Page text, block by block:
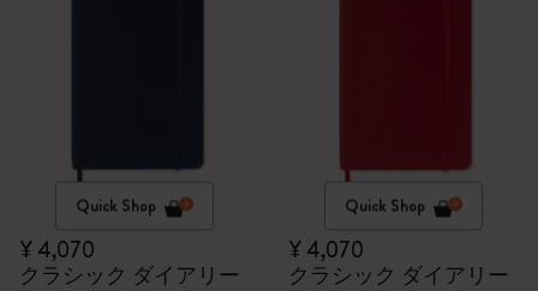
Quick Shop
¥ 4,070
クラシック ダイアリー
Quick Shop
¥ 4,070
クラシック ダイアリー